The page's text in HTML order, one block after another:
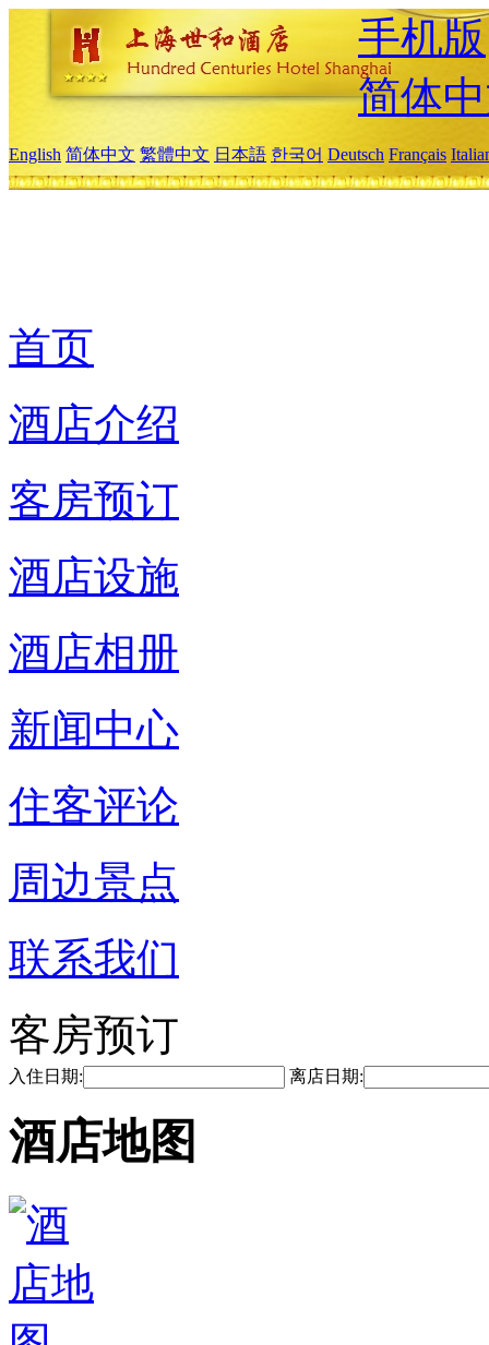
手机版
简体
English 简体中文 繁體中文 日本語 한국어 Deutsch Français
首页
酒店介绍
客房预订
酒店设施
酒店相册
新闻中心
住客评论
周边景点
联系我们
客房预订
入住日期: 离店日期:
酒店地图